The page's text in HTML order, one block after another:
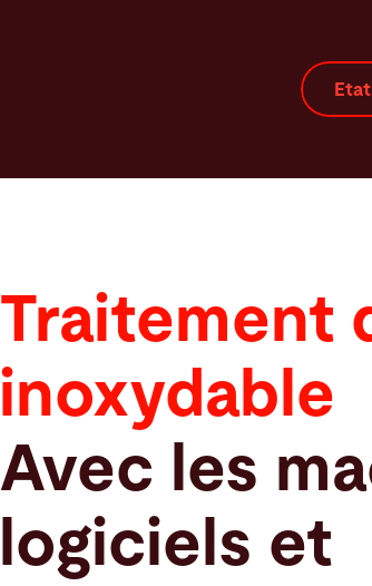
Traitement
inoxydable
Avec les
logiciels et